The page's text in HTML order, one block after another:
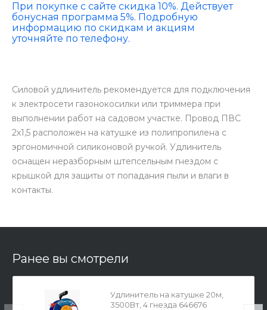
При покупке с сайте скидка 10%. Действует
бонусная программа 5%. Подробную
информацию по скидкам и акциям
уточняйте по телефону.
Силовой удлинитель рекомендуется для подключения
к электросети газонокосилки или триммера при
выполнении работ на садовом участке. Провод ПВС
2х1,5 расположен на катушке из полипропилена с
эргономичной силиконовой ручкой. Удлинитель
оснащен неразборным штепсельным гнездом с
крышкой для защиты от попадания пыли и влаги в
контакты.
Ранее вы смотрели
Удлинитель на катушке 20м,
3500Вт, 4 гнезда 646676